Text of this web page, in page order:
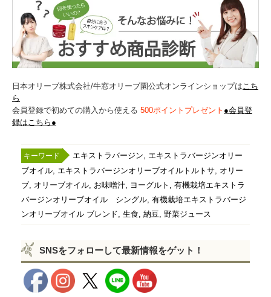
日本オリーブ株式会社/牛窓オリーブ園公式オンラインショップはこち
ら
会員登録で初めての購入から使える 500ポイントプレゼント ●会員登
録はこちら●
エキストラバージン
エキストラバージンオリー
ブオイル エキストラバージンオリーブオイルトルトサ オリー
ブ オリーブオイル お味噌汁 ヨーグルト
有機栽培エキストラ
バージンオリーブオイル シングル 有機栽培エキストラバージ
ンオリーブオイル ブレンド 生食 納豆 野菜ジュース
SNSをフォローして最新情報をゲット！